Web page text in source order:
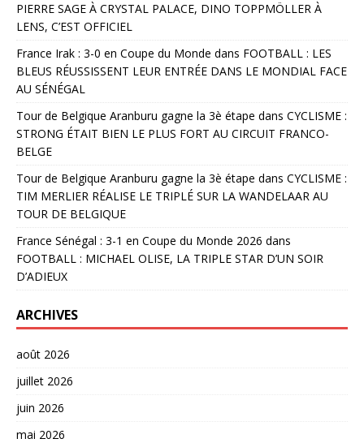
PIERRE SAGE À CRYSTAL PALACE, DINO TOPPMÖLLER À
LENS, C’EST OFFICIEL
France Irak : 3-0 en Coupe du Monde dans FOOTBALL : LES
BLEUS RÉUSSISSENT LEUR ENTRÉE DANS LE MONDIAL FACE
AU SÉNÉGAL
Tour de Belgique Aranburu gagne la 3è étape dans CYCLISME :
STRONG ÉTAIT BIEN LE PLUS FORT AU CIRCUIT FRANCO-
BELGE
Tour de Belgique Aranburu gagne la 3è étape dans CYCLISME :
TIM MERLIER RÉALISE LE TRIPLÉ SUR LA WANDELAAR AU
TOUR DE BELGIQUE
France Sénégal : 3-1 en Coupe du Monde 2026 dans
FOOTBALL : MICHAEL OLISE, LA TRIPLE STAR D’UN SOIR
D’ADIEUX
ARCHIVES
août 2026
juillet 2026
juin 2026
mai 2026